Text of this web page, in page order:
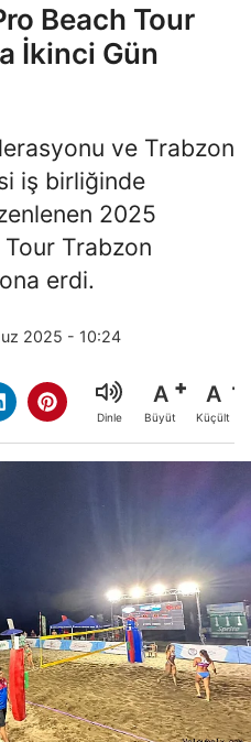
Beach Tour
İkinci Gün
ve Trabzon
iş birliğinde
2025
Trabzon
erdi.
2025 - 10:24
Dinle
A
Büyüt
A
Küçült